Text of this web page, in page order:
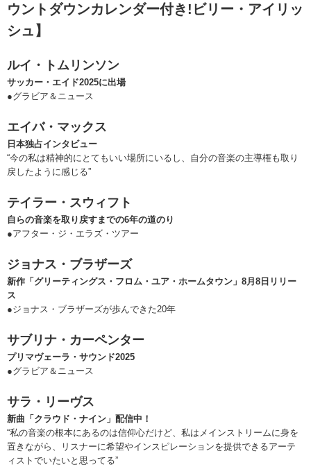
ウントダウンカレンダー付き!ビリー・アイリッ
シュ】
ルイ・トムリンソン
サッカー・エイド2025に出場
●グラビア＆ニュース
エイバ・マックス
日本独占インタビュー
“今の私は精神的にとてもいい場所にいるし、自分の音楽の主導権も取り
戻したように感じる”
テイラー・スウィフト
自らの音楽を取り戻すまでの6年の道のり
●アフター・ジ・エラズ・ツアー
ジョナス・ブラザーズ
新作「グリーティングス・フロム・ユア・ホームタウン」8月8日リリー
ス
●ジョナス・ブラザーズが歩んできた20年
サブリナ・カーペンター
プリマヴェーラ・サウンド2025
●グラビア＆ニュース
サラ・リーヴス
新曲「クラウド・ナイン」配信中！
“私の音楽の根本にあるのは信仰心だけど、私はメインストリームに身を
置きながら、リスナーに希望やインスピレーションを提供できるアーテ
ィストでいたいと思ってる”